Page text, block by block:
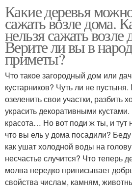
Какие деревья
сажать возле дома.
нельзя сажать возле
Верите ли вы в
приметы?
Что такое загородный дом или
кустарников? Чуть ли не
озеленить свои участки, разбить
украсить декоративными
красота… Но вот поди ж ты, и тут
что вы ель у дома посадили?
как ушат холодной воды на
несчастье случится? Что теперь
молва нередко приписывает
свойства числам, камням,